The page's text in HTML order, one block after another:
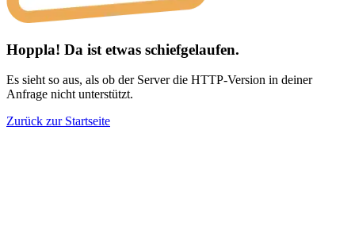
Hoppla! Da ist etwas schiefgelaufen.
Es sieht so aus, als ob der Server die HTTP-Version in deiner
Anfrage nicht unterstützt.
Zurück zur Startseite